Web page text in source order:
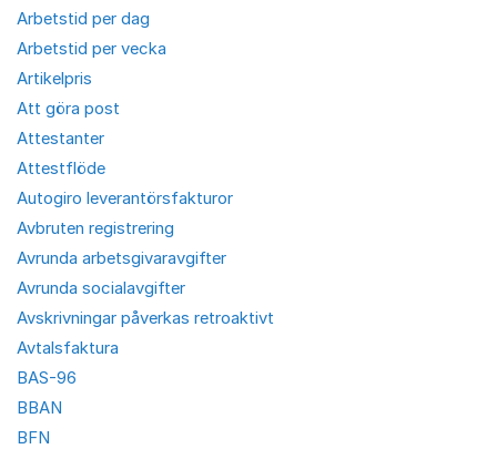
Arbetstid per dag
Arbetstid per vecka
Artikelpris
Att göra post
Attestanter
Attestflöde
Autogiro leverantörsfakturor
Avbruten registrering
Avrunda arbetsgivaravgifter
Avrunda socialavgifter
Avskrivningar påverkas retroaktivt
Avtalsfaktura
BAS-96
BBAN
BFN